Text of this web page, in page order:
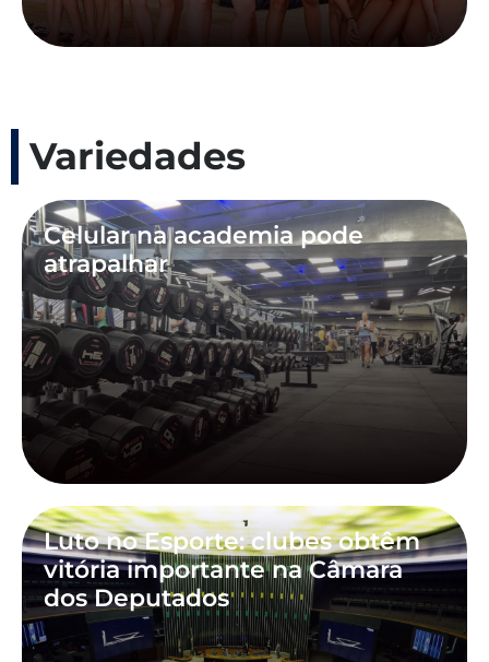
Variedades
Celular na academia pode
atrapalhar
Luto no Esporte: clubes obtêm
vitória importante na Câmara
dos Deputados